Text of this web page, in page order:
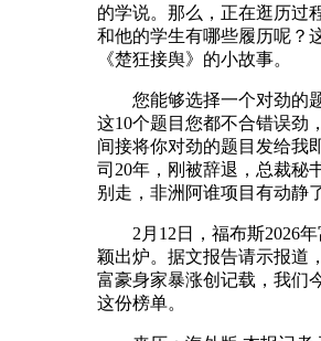
的学说。那么，正在逛历过
和他的学生有哪些履历呢？
《楚狂接舆》的小故事。
您能够选择一个对劲的
这10个题目您都不合错误劲
间接将你对劲的题目发给我
司20年，刚被辞退，总裁秘
别走，非洲阿谁项目有动静了
2月12日，福布斯2026年
颖出炉。据文报告请示报道
富豪身家暴涨创记载，我们
这份榜单。